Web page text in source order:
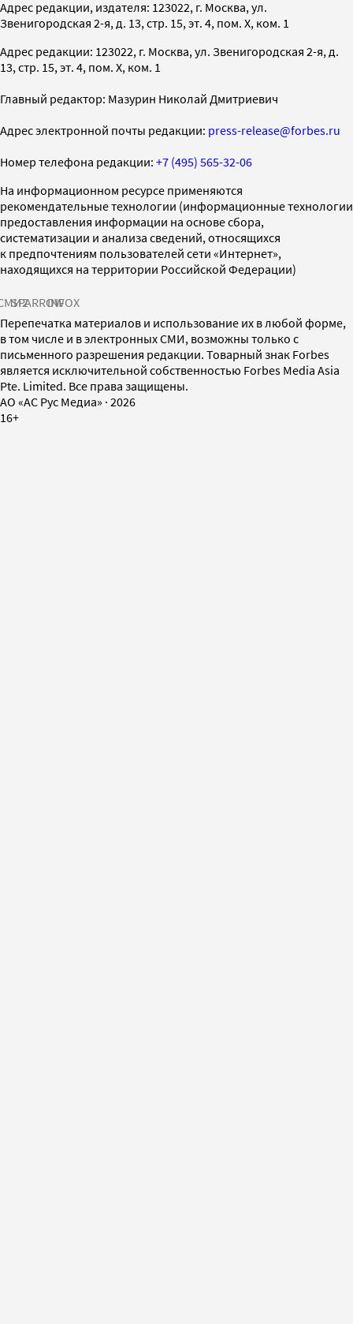
Адрес редакции, издателя: 123022, г. Москва, ул.
Звенигородская 2-я, д. 13, стр. 15, эт. 4, пом. X, ком. 1
Адрес редакции: 123022, г. Москва, ул. Звенигородская 2-я, д.
13, стр. 15, эт. 4, пом. X, ком. 1
Главный редактор: Мазурин Николай Дмитриевич
Адрес электронной почты редакции: press-release@forbes.ru
Номер телефона редакции: +7 (495) 565-32-06
На информационном ресурсе применяются
рекомендательные технологии (информационные технологии
предоставления информации на основе сбора,
систематизации и анализа сведений, относящихся
к предпочтениям пользователей сети «Интернет»,
находящихся на территории Российской Федерации)
SPARROWINFOX
Перепечатка материалов и использование их в любой форме,
в том числе и в электронных СМИ, возможны только с
письменного разрешения редакции. Товарный знак Forbes
является исключительной собственностью Forbes Media Asia
Pte. Limited. Все права защищены.
AO «АС Рус Медиа» · 2026
16+